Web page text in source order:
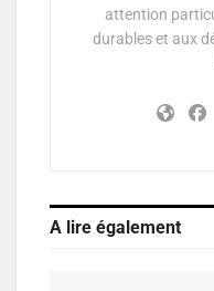
attention
durables et aux
A lire également